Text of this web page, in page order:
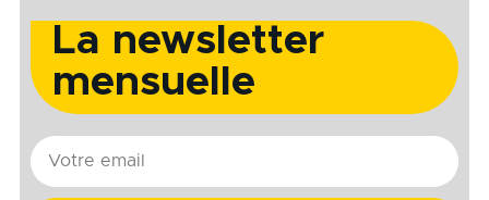
La newsletter
mensuelle
E-
mail